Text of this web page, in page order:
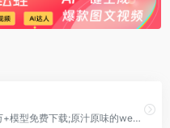
AI绘画原创模型分享社区，10万+模型免费下载;原汁原味的webUI、comfyUI，在线AI绘图工具免费使用;还可在线进行模型训练。欢迎每一位创作者加入，共同探索AI绘画